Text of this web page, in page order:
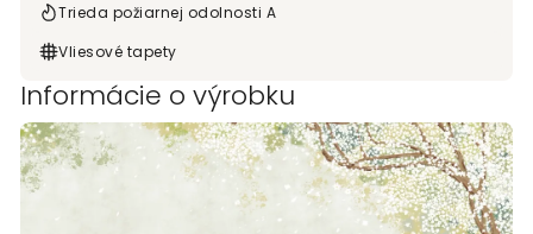
Trieda požiarnej odolnosti A
Vliesové tapety
Informácie o výrobku